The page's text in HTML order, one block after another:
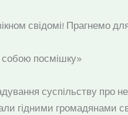
свідомі! Прагнемо
собою посмішку»
суспільству
гідними громадянами